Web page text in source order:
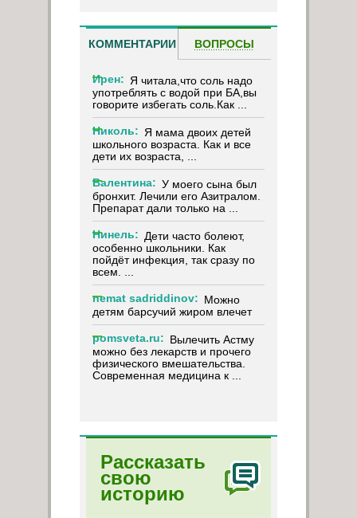
КОММЕНТАРИИ ВОПРОСЫ
Ирен: Я читала,что соль надо
употреблять с водой при БА,вы
говорите избегать соль.Как ...
Николь: Я мама двоих детей
школьного возраста. Как и все
дети их возраста, ...
Валентина: У моего сына был
бронхит. Лечили его Азитралом.
Препарат дали только на ...
Нинель: Дети часто болеют,
особенно школьники. Как
пойдёт инфекция, так сразу по
всем. ...
nemat sadriddinov: Можно
детям барсучий жиром влечет
pomsveta.ru: Вылечить Астму
можно без лекарств и прочего
физического вмешательства.
Современная медицина к ...
Рассказать
свою
историю